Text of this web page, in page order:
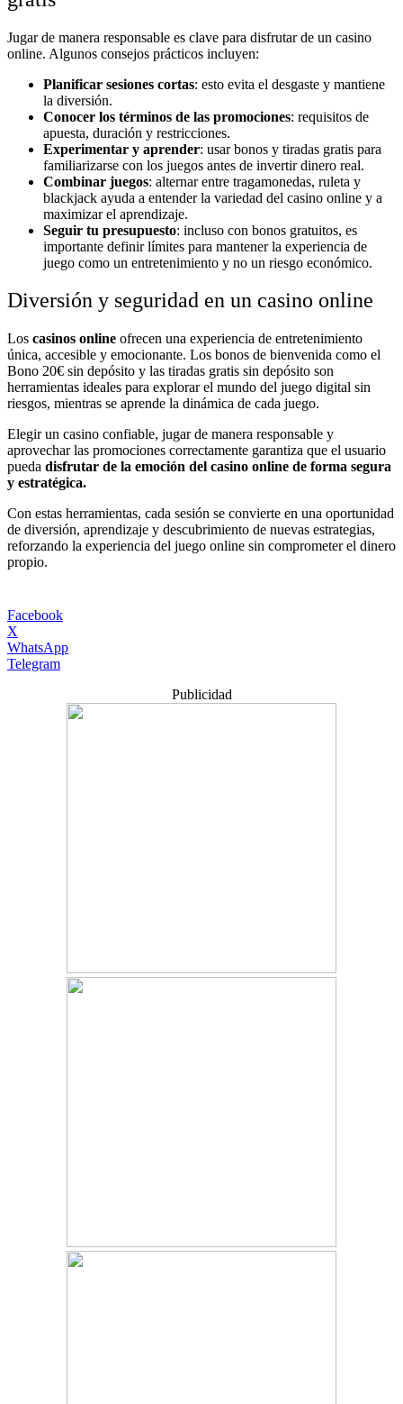
Jugar de manera responsable es clave para disfrutar de un casino
online. Algunos consejos prácticos incluyen:
Planificar sesiones cortas: esto evita el desgaste y mantiene
la diversión.
Conocer los términos de las promociones: requisitos de
apuesta, duración y restricciones.
Experimentar y aprender: usar bonos y tiradas gratis para
familiarizarse con los juegos antes de invertir dinero real.
Combinar juegos: alternar entre tragamonedas, ruleta y
blackjack ayuda a entender la variedad del casino online y a
maximizar el aprendizaje.
Seguir tu presupuesto: incluso con bonos gratuitos, es
importante definir límites para mantener la experiencia de
juego como un entretenimiento y no un riesgo económico.
Diversión y seguridad en un casino online
Los casinos online ofrecen una experiencia de entretenimiento
única, accesible y emocionante. Los bonos de bienvenida como el
Bono 20€ sin depósito y las tiradas gratis sin depósito son
herramientas ideales para explorar el mundo del juego digital sin
riesgos, mientras se aprende la dinámica de cada juego.
Elegir un casino confiable, jugar de manera responsable y
aprovechar las promociones correctamente garantiza que el usuario
pueda disfrutar de la emoción del casino online de forma segura
y estratégica.
Con estas herramientas, cada sesión se convierte en una oportunidad
de diversión, aprendizaje y descubrimiento de nuevas estrategias,
reforzando la experiencia del juego online sin comprometer el dinero
propio.
Facebook
X
WhatsApp
Telegram
Publicidad